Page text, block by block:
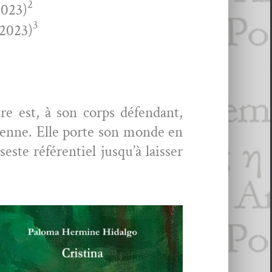
2
3
est, à son corps défen­dant,
Elle porte son monde en
référen­tiel jusqu’à laiss­er